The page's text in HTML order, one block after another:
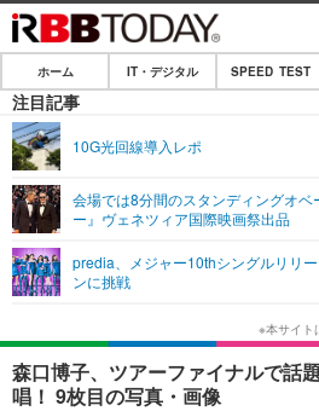
ホーム
IT・デジタル
ネタ
ショッピング
SPEED TEST
エンタメ
エンタメTOP
音楽
ライフ
ライフTOP
ペット
リリース一覧
プッシュ通知の停止方法
ホーム IT・デジタル SPEED TEST
注目記事
10G光回線導入レポ
会場では8分間のスタンディングオ
ー』ヴェネツィア国際映画祭出品
predia、メジャー10thシングルリリ
ンに挑戦
森口博子、ツアーファイナルで話
唱！ 9枚目の写真・画像